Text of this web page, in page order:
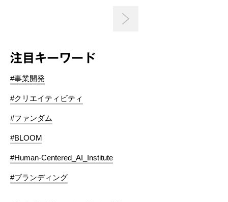
注目キーワード
#事業開発
#クリエイティビティ
#ファンダム
#BLOOM
#Human-Centered_AI_Institute
#ブランディング